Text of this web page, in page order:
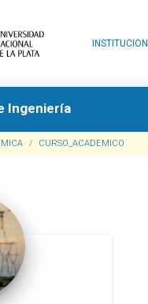
Ingeniería
CURSO_ACADEMICO